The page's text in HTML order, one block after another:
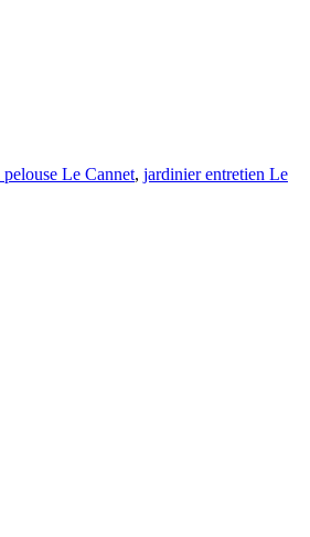
pelouse Le Cannet, jardinier entretien Le